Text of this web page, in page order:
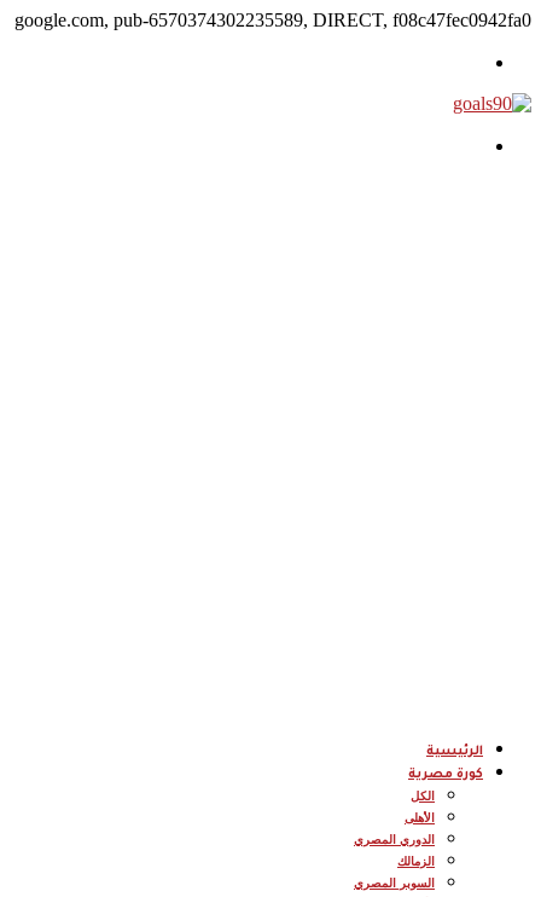
google.com, pub-6570374302235589, DIRECT, f08c47fec0942fa0
الرئيسية
كورة مصرية
الكل
الأهلى
الدوري المصري
الزمالك
السوبر المصري